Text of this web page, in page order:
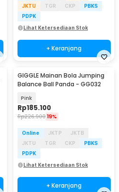
JKTU
TGR CKP
PBKS
PDPK
Lihat Ketersediaan Stok
+ Keranjang
GIGGLE Mainan Bola Jumping
Balance Ball Panda - GG032
Pink
Rp185.100
Rp226.900 19%
Online JKTP
JKTB
JKTU
TGR CKP
PBKS
PDPK
Lihat Ketersediaan Stok
+ Keranjang